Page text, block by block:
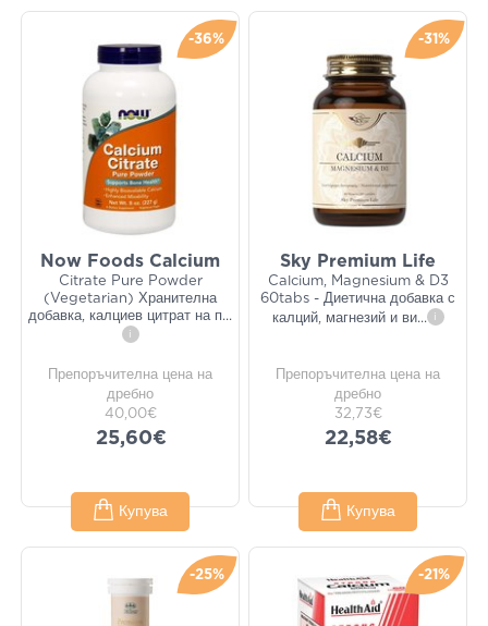
-36%
Now Foods Calcium
Citrate Pure Powder
(Vegetarian) Хранителна
добавка, калциев цитрат на п...
i
Препоръчителна цена на
дребно
40,00€
25,60€
Купува
-31%
Sky Premium Life
Calcium, Magnesium & D3
60tabs - Диетична добавка с
калций, магнезий и ви... i
Препоръчителна цена на
дребно
32,73€
22,58€
Купува
-25% -21%